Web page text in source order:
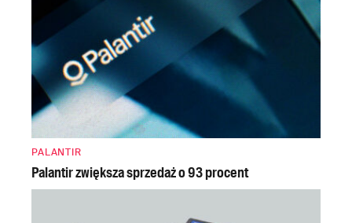
PALANTIR
Palantir zwiększa sprzedaż o 93 procent